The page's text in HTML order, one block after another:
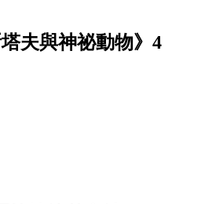
夫與神祕動物》4